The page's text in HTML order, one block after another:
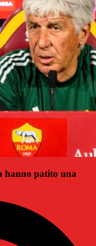
hanno patito una